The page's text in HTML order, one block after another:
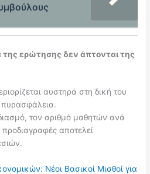
της ερώτησης δεν άπτονται της
αυστηρά στη δική του
πυρασφάλεια.
τον αριθμό μαθητών ανά
προδιαγραφές αποτελεί
Νέοι Βασικοί Μισθοί για